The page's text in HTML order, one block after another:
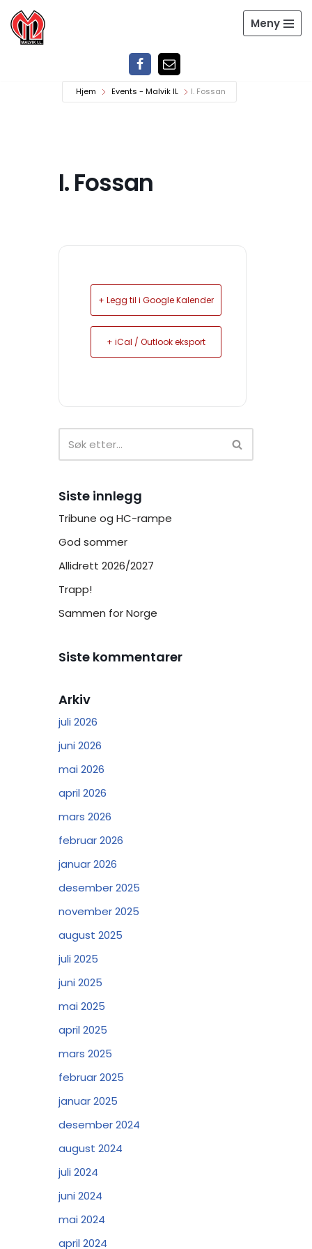
Hopp
Meny
Hjem Events - Malvik IL I. Fossan
I. Fossan
+ Legg til i Google Kalender
+ iCal / Outlook eksport
Siste innlegg
Tribune og HC-rampe
God sommer
Allidrett 2026/2027
Trapp!
Sammen for Norge
Siste kommentarer
Arkiv
juli 2026
juni 2026
mai 2026
april 2026
mars 2026
februar 2026
januar 2026
desember 2025
november 2025
august 2025
juli 2025
juni 2025
mai 2025
april 2025
mars 2025
februar 2025
januar 2025
desember 2024
august 2024
juli 2024
juni 2024
mai 2024
april 2024